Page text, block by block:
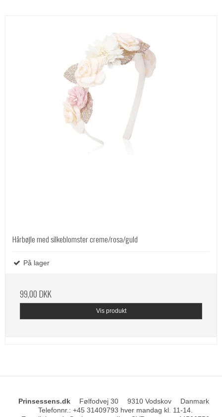
Hårbøjle med silkeblomster creme/rosa/guld
På lager
99,00 DKK
Vis produkt
Prinsessens.dk Følfodvej 30 9310 Vodskov
Danmark
Telefonnr. : +45 31409793 hver mandag kl. 11-14.